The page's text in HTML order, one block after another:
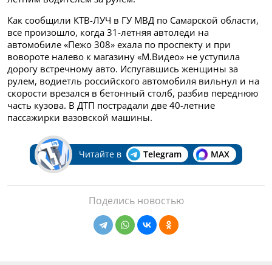
Как сообщили КТВ-ЛУЧ в ГУ МВД по Самарской области,
все произошло, когда 31-летняя автоледи на
автомобиле «Пежо 308» ехала по проспекту и при
вовороте налево к магазину «М.Видео» не уступила
дорогу встречному авто. Испугавшись женщины за
рулем, водиетль российского автомобиля вильнул и на
скорости врезался в бетонный столб, разбив переднюю
часть кузова. В ДТП пострадали две 40-летние
пассажирки вазовской машины.
Читайте в Telegram MAX
Поделись новостью